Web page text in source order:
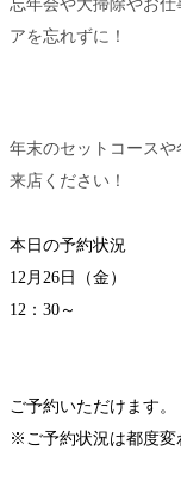
忘年会や大掃除やお
アを忘れずに！
年末のセットコース
来店ください！
本日の予約状況
12月26日（金）
12：30～
ご予約いただけます。
※ご予約状況は都度変